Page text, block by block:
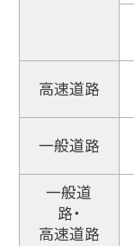
高速道路
一般道路
一般道
路・
高速道路